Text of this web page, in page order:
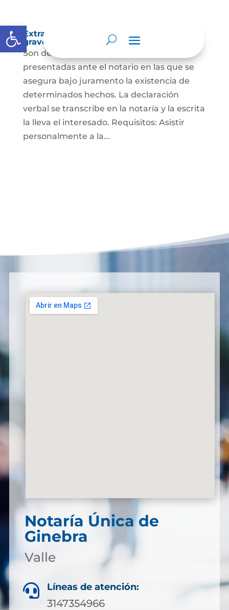
Abrir barra de herramientas
Extra-proceso o declaración bajo la
gravedad de juramento
Son declaraciones verbales o escritas
presentadas ante el notario en las que se
asegura bajo juramento la existencia de
determinados hechos. La declaración
verbal se transcribe en la notaría y la escrita
la lleva el interesado. Requisitos: Asistir
personalmente a la...
Notaría Única de
Ginebra
Valle
 Líneas de atención:
3147354966